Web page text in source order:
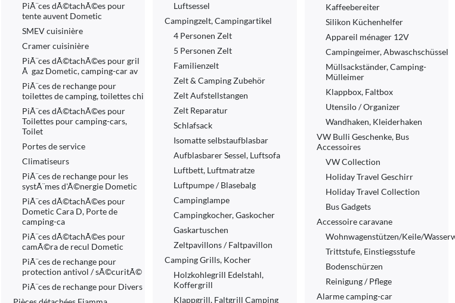
PiÃ¨ces dÃ©tachÃ©es pour
tente auvent Dometic
SMEV cuisinière
Cramer cuisinière
PiÃ¨ces dÃ©tachÃ©es pour gril
Ã gaz Dometic, camping-car av
PiÃ¨ces de rechange pour
toilettes de camping, toilettes chi
PiÃ¨ces dÃ©tachÃ©es pour
Toilettes pour camping-cars,
Toilet
Portes de service
Climatiseurs
PiÃ¨ces de rechange pour les
systÃ¨mes d'Ã©nergie Dometic
PiÃ¨ces dÃ©tachÃ©es pour
Dometic Cara D, Porte de
camping-ca
PiÃ¨ces dÃ©tachÃ©es pour
camÃ©ra de recul Dometic
PiÃ¨ces de rechange pour
protection antivol / sÃ©curitÃ©
PiÃ¨ces de rechange pour Divers
Luftsessel
Campingzelt, Campingartikel
4 Personen Zelt
5 Personen Zelt
Familienzelt
Zelt & Camping Zubehör
Zelt Aufstellstangen
Zelt Reparatur
Schlafsack
Isomatte selbstaufblasbar
Aufblasbarer Sessel, Luftsofa
Luftbett, Luftmatratze
Luftpumpe / Blasebalg
Campinglampe
Campingkocher, Gaskocher
Gaskartuschen
Zeltpavillons / Faltpavillon
Camping Grills, Kocher
Holzkohlegrill Edelstahl,
Koffergrill
Klappgrill, Faltgrill Camping
Kaffeebereiter
Silikon Küchenhelfer
Appareil ménager 12V
Campingeimer, Abwaschschüssel
Müllsackständer, Camping-
Mülleimer
Klappbox, Faltbox
Utensilo / Organizer
Wandhaken, Kleiderhaken
VW Bulli Geschenke, Bus
Accessoires
VW Collection
Holiday Travel Geschirr
Holiday Travel Collection
Bus Gadgets
Accessoire caravane
Wohnwagenstützen/Keile/
Trittstufe, Einstiegsstufe
Bodenschürzen
Reinigung / Pflege
Alarme camping-car